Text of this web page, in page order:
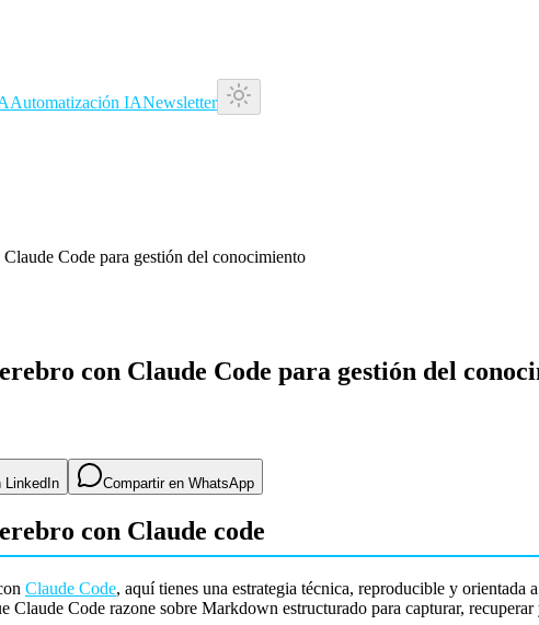
Automatización IANewsletter
Code para gestión del conocimiento
con Claude Code para gestión del
LinkedIn Compartir en WhatsApp
con Claude code
Claude Code, aquí tienes una estrategia técnica, reproducible y
Claude Code razone sobre Markdown estructurado para capturar,